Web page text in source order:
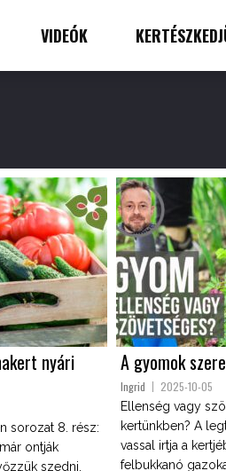
VIDEÓK
nyári
sorozat 8. rész:
ontják
szedni,
A gyomok
Ingrid 2025-10-05
Ellenség vagy
kertünkben? A
vassal irtja a
felbukkanó